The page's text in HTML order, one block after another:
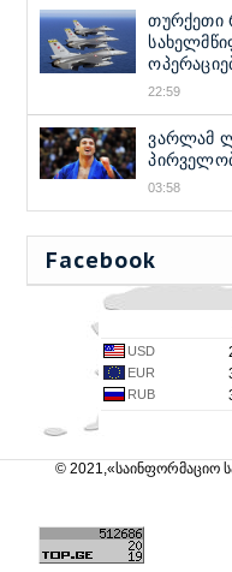
თურქეთი
22:59
ვარლამ
03:58
Facebook
USD
EUR
RUB
© 2021,«საინფორმაციო